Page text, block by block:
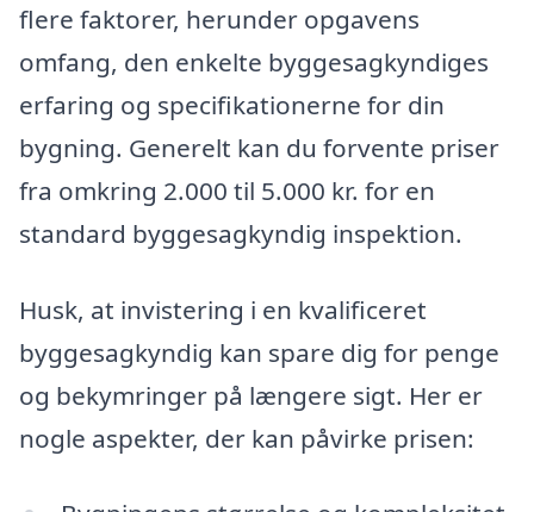
flere faktorer, herunder opgavens
omfang, den enkelte byggesagkyndiges
erfaring og specifikationerne for din
bygning. Generelt kan du forvente priser
fra omkring 2.000 til 5.000 kr. for en
standard byggesagkyndig inspektion.
Husk, at invistering i en kvalificeret
byggesagkyndig kan spare dig for penge
og bekymringer på længere sigt. Her er
nogle aspekter, der kan påvirke prisen: